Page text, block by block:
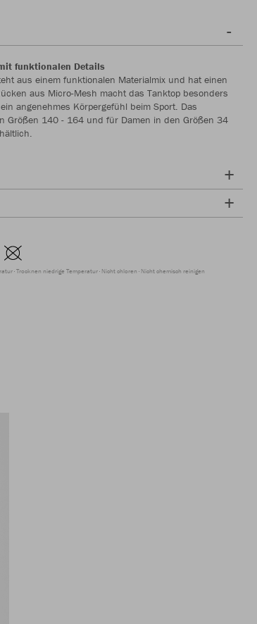
funktionalen Details
aus einem funktionalen Materialmix und hat einen
aus Micro-Mesh macht das Tanktop besonders
angenehmes Körpergefühl beim Sport. Das
Größen 140 - 164 und für Damen in den Größen 34
Trocknen niedrige Temperatur Nicht chloren Nicht chemisch reinigen